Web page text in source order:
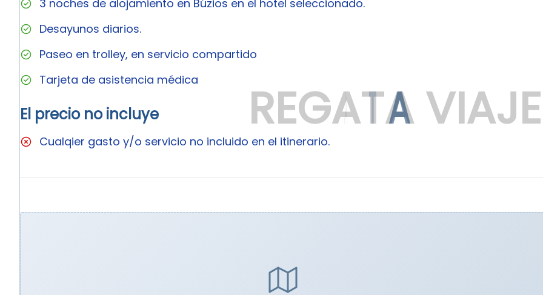
REGATA VIAJE
3 noches de alojamiento en Búzios en el hotel seleccionado.
Desayunos diarios.
Paseo en trolley, en servicio compartido
Tarjeta de asistencia médica
El precio no incluye
Cualqier gasto y/o servicio no incluido en el itinerario.